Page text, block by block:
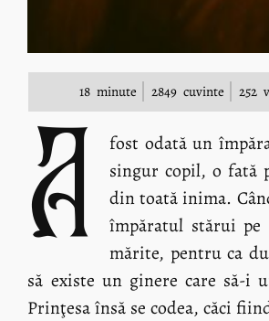
18 minute 2849 cuvinte 252
A
fost odată un
singur copil, o fată
din toată inima.
împăratul stărui pe
mărite, pentru ca
să existe un ginere care să-i
Prinţesa însă se codea, căci